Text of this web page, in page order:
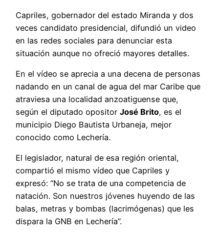
Capriles, gobernador del estado Miranda y dos
veces candidato presidencial, difundió un video
en las redes sociales para denunciar esta
situación aunque no ofreció mayores detalles.
En el vídeo se aprecia a una decena de personas
nadando en un canal de agua del mar Caribe que
atraviesa una localidad anzoatiguense que,
según el diputado opositor José Brito, es el
municipio Diego Bautista Urbaneja, mejor
conocido como Lechería.
El legislador, natural de esa región oriental,
compartió el mismo vídeo que Capriles y
expresó: “No se trata de una competencia de
natación. Son nuestros jóvenes huyendo de las
balas, metras y bombas (lacrimógenas) que les
dispara la GNB en Lechería”.